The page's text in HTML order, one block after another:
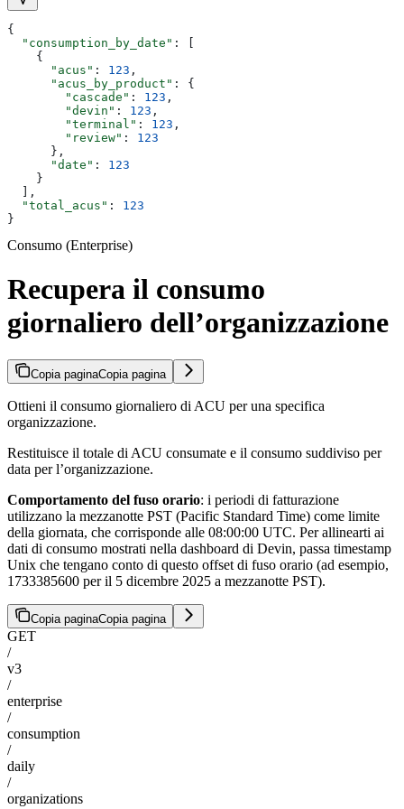
{
  "consumption_by_date"
: [
    {
      "acus"
: 123 ,
      "acus_by_product"
: {
        "cascade"
: 123 ,
        "devin"
: 123 ,
        "terminal"
: 123 ,
        "review"
: 123
      },
      "date"
: 123
    }
  ],
  "total_acus"
: 123
}
Consumo (Enterprise)
Recupera il consumo
giornaliero dell’organizzazione
Copia paginaCopia pagina
Ottieni il consumo giornaliero di ACU per una specifica
organizzazione.
Restituisce il totale di ACU consumate e il consumo suddiviso per
data per l’organizzazione.
Comportamento del fuso orario: i periodi di fatturazione
utilizzano la mezzanotte PST (Pacific Standard Time) come limite
della giornata, che corrisponde alle 08:00:00 UTC. Per allinearti ai
dati di consumo mostrati nella dashboard di Devin, passa timestamp
Unix che tengano conto di questo offset di fuso orario (ad esempio,
1733385600 per il 5 dicembre 2025 a mezzanotte PST).
Copia paginaCopia pagina
GET
/
v3
/
enterprise
/
consumption
/
daily
/
organizations